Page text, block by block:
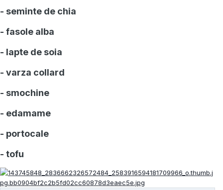
- seminte de chia
- fasole alba
- lapte de soia
- varza collard
- smochine
- edamame
- portocale
- tofu